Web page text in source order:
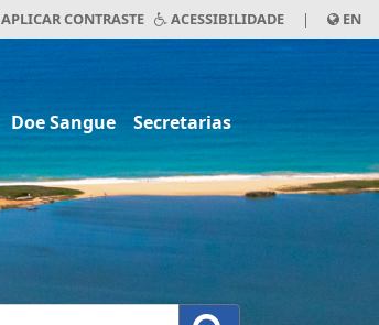
APLICAR CONTRASTE ACESSIBILIDADE | EN
Doe Sangue Secretarias